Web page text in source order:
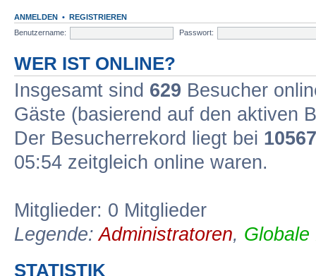
ANMELDEN • REGISTRIEREN
Benutzername:
Passwort:
WER IST ONLINE?
Insgesamt sind 629 Besucher
Gäste (basierend auf den aktiven
Der Besucherrekord liegt bei 10567
05:54 zeitgleich online waren.
Mitglieder: 0 Mitglieder
Legende:Administratoren, Globale
STATISTIK